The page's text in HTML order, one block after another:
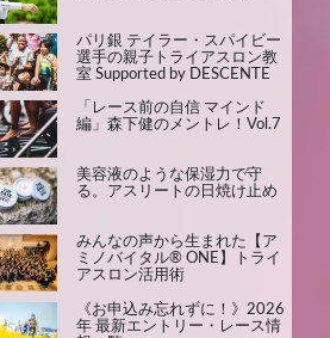
パリ銀 テイラー・スパイビー
選手の親子トライアスロン教
室 Supported by DESCENTE
「レース前の自信 マインド
編」森下健のメントレ！Vol.7
美容液のような保湿力で守
る。アスリートの日焼け止め
みんなの声から生まれた【ア
ミノバイタル® ONE】トライ
アスロン活用術
《お申込み忘れずに！》2026
年 最新エントリー・レース情